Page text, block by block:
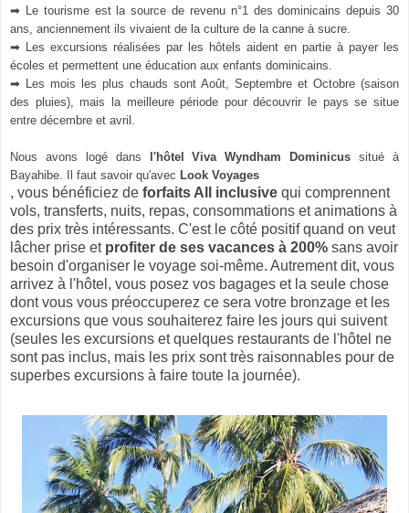
➡ Le tourisme est la source de revenu n°1 des dominicains depuis 30
ans, anciennement ils vivaient de la culture de la canne à sucre.
➡ Les excursions réalisées par les hôtels aident en partie à payer les
écoles et permettent une éducation aux enfants dominicains.
➡ Les mois les plus chauds sont Août, Septembre et Octobre (saison
des pluies), mais la meilleure période pour découvrir le pays se situe
entre décembre et avril.
Nous avons logé dans l'hôtel VivaWyndham Dominicus situé à
Bayahibe. Il faut savoir qu'avec Look Voyages
, vous bénéficiez de forfaits All inclusive qui comprennent
vols, transferts, nuits, repas, consommations et animations à
des prix très intéressants. C'est le côté positif quand on veut
lâcher prise et profiter de ses vacances à 200% sans avoir
besoin d'organiser le voyage soi-même. Autrement dit, vous
arrivez à l'hôtel, vous posez vos bagages et la seule chose
dont vous vous préoccuperez ce sera votre bronzage et les
excursions que vous souhaiterez faire les jours qui suivent
(seules les excursions et quelques restaurants de l'hôtel ne
sont pas inclus, mais les prix sont très raisonnables pour de
superbes excursions à faire toute la journée).